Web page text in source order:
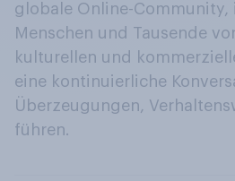
globale Online-Community,
Menschen und Tausende
kulturellen und
eine kontinuierliche
Überzeugungen,
führen.